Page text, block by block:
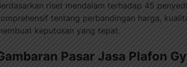
riset mendalam terhadap 45
tentang perbandingan harga,
keputusan yang tepat.
Pasar Jasa Plafon